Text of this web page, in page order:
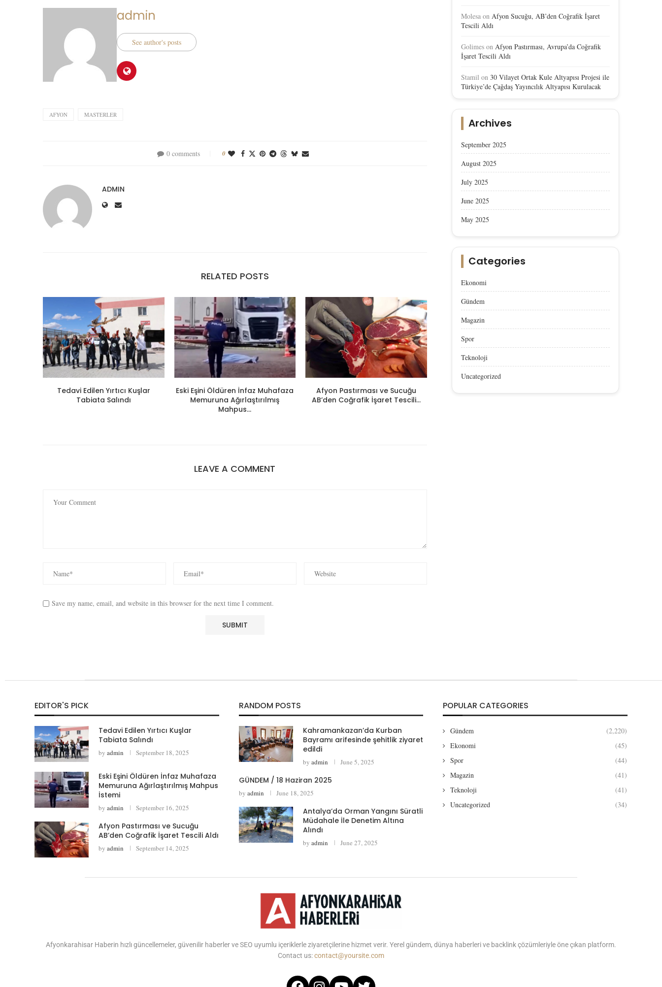
admin
See author's posts
AFYON MASTERLER
0 comments 0
ADMIN
RELATED POSTS
Tedavi Edilen Yırtıcı Kuşlar
Tabiata Salındı
Eski Eşini Öldüren İnfaz Muhafaza
Memuruna Ağırlaştırılmış
Mahpus...
Afyon Pastırması ve Sucuğu
AB’den Coğrafik İşaret Tescili...
Afyon Sucuğu, AB’den Coğrafik
Afyon Sucuğu AB’den
LEAVE A COMMENT
Save my name, email, and website in this browser for the next time I comment.
Molesa on Afyon Sucuğu, AB’den Coğrafik İşaret
Tescili Aldı
Golimes on Afyon Pastırması, Avrupa’da Coğrafik
İşaret Tescili Aldı
Stamil on 30 Vilayet Ortak Kule Altyapısı Projesi ile
Türkiye’de Çağdaş Yayıncılık Altyapısı Kurulacak
Archives
September 2025
August 2025
July 2025
June 2025
May 2025
Categories
Ekonomi
Gündem
Magazin
Spor
Teknoloji
Uncategorized
EDITOR'S PICK
Tedavi Edilen Yırtıcı Kuşlar
Tabiata Salındı
by admin September 18, 2025
Eski Eşini Öldüren İnfaz Muhafaza
Memuruna Ağırlaştırılmış Mahpus
İstemi
by admin September 16, 2025
Afyon Pastırması ve Sucuğu
AB’den Coğrafik İşaret Tescili Aldı
by admin September 14, 2025
RANDOM POSTS
Kahramankazan’da Kurban
Bayramı arifesinde şehitlik ziyaret
edildi
by admin June 5, 2025
GÜNDEM / 18 Haziran 2025
by admin June 18, 2025
Antalya’da Orman Yangını Süratli
Müdahale İle Denetim Altına
Alındı
by admin June 27, 2025
POPULAR CATEGORIES
Gündem
(2,220)
Ekonomi
(45)
Spor
(44)
Magazin
(41)
Teknoloji
(41)
Uncategorized
(34)
Afyonkarahisar Haberin hızlı güncellemeler, güvenilir haberler ve SEO uyumlu içeriklerle ziyaretçilerine hizmet verir. Yerel gündem, dünya haberleri ve backlink çözümleriyle öne çıkan platform.
Contact us:contact@yoursite.com